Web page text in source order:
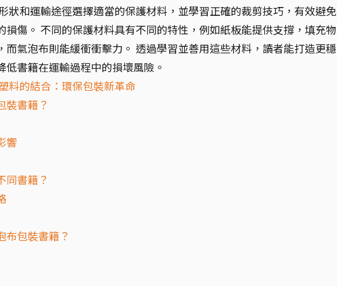
狀和運輸途徑選擇適當的保護材料，並學習正確的裁剪技巧，有效避免
損傷。 不同的保護材料具有不同的特性，例如紙板能提供支撐，填充物
而氣泡布則能緩衝衝擊力。 透過學習並善用這些材料，讀者能打造更穩
書籍在運輸過程中的損壞風險。
料的結合：環保包裝新革命
裝書籍？
響
同書籍？
布包裝書籍？